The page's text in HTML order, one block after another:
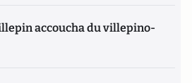
accoucha du villepino-